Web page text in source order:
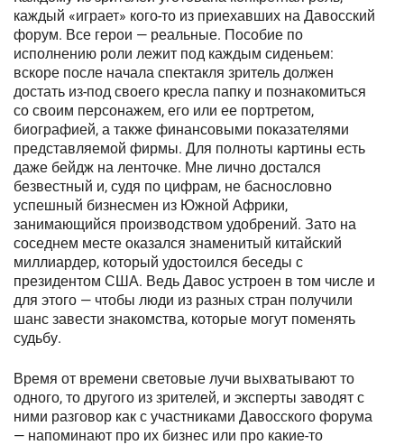
каждый «играет» кого-то из приехавших на Давосский
форум. Все герои — реальные. Пособие по
исполнению роли лежит под каждым сиденьем:
вскоре после начала спектакля зритель должен
достать из-под своего кресла папку и познакомиться
со своим персонажем, его или ее портретом,
биографией, а также финансовыми показателями
представляемой фирмы. Для полноты картины есть
даже бейдж на ленточке. Мне лично достался
безвестный и, судя по цифрам, не баснословно
успешный бизнесмен из Южной Африки,
занимающийся производством удобрений. Зато на
соседнем месте оказался знаменитый китайский
миллиардер, который удостоился беседы с
президентом США. Ведь Давос устроен в том числе и
для этого — чтобы люди из разных стран получили
шанс завести знакомства, которые могут поменять
судьбу.
Время от времени световые лучи выхватывают то
одного, то другого из зрителей, и эксперты заводят с
ними разговор как с участниками Давосского форума
— напоминают про их бизнес или про какие-то